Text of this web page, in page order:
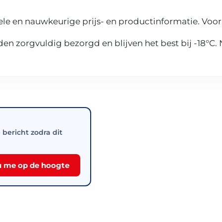
en nauwkeurige prijs- en productinformatie.
zorgvuldig bezorgd en blijven het best bij -
bericht zodra dit
me op de hoogte